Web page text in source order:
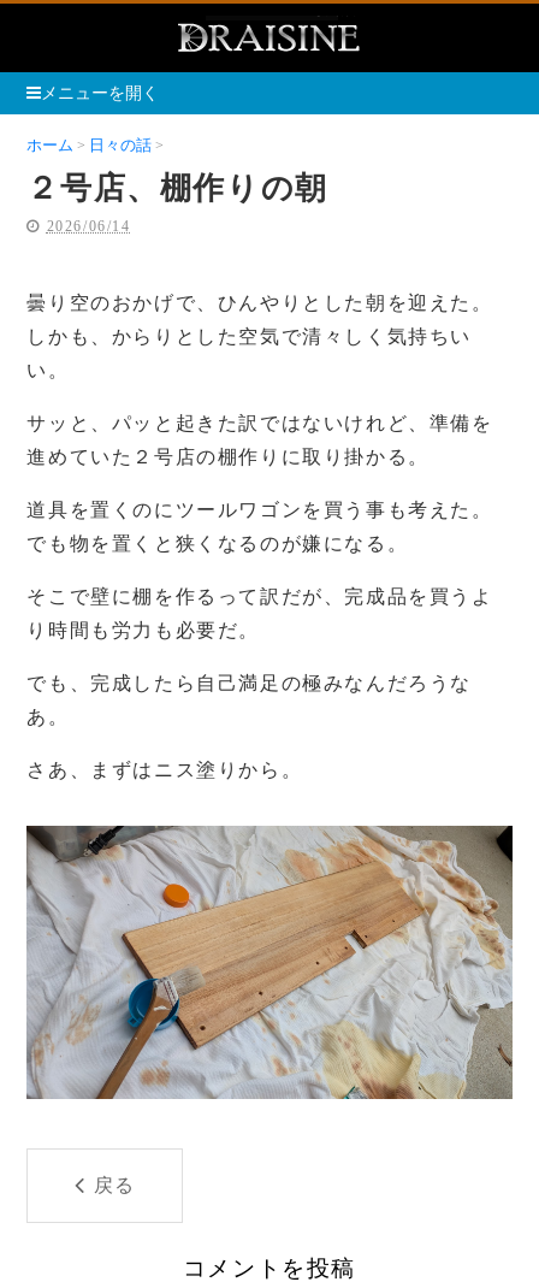
メニューを開く
ホーム 日々の話
２号店、棚作りの朝
2026/06/14
曇り空のおかげで、ひんやりとした朝を迎えた。
しかも、からりとした空気で清々しく気持ちい
い。
サッと、パッと起きた訳ではないけれど、準備を
進めていた２号店の棚作りに取り掛かる。
道具を置くのにツールワゴンを買う事も考えた。
でも物を置くと狭くなるのが嫌になる。
そこで壁に棚を作るって訳だが、完成品を買うよ
り時間も労力も必要だ。
でも、完成したら自己満足の極みなんだろうな
あ。
さあ、まずはニス塗りから。
戻る
コメントを投稿